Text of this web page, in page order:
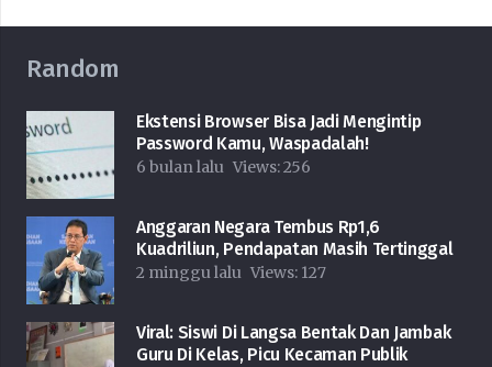
Random
Ekstensi Browser Bisa Jadi Mengintip
Password Kamu, Waspadalah!
6 bulan lalu Views:256
Anggaran Negara Tembus Rp1,6
Kuadriliun, Pendapatan Masih Tertinggal
2 minggu lalu Views: 127
Viral: Siswi Di Langsa Bentak Dan Jambak
Guru Di Kelas, Picu Kecaman Publik